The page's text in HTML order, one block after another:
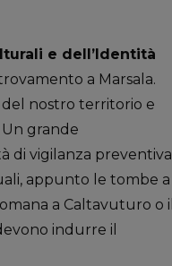
e dell’Identità
a Marsala.
nostro territorio e
grande
di vigilanza preventiva
appunto le tombe a
a Caltavuturo o il
indurre il